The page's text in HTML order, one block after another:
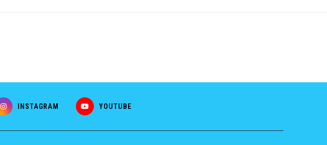
INSTAGRAM YOUTUBE